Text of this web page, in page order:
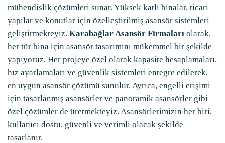
mühendislik çözümleri sunar. Yüksek katlı binalar, ticari
yapılar ve konutlar için özelleştirilmiş asansör sistemleri
geliştirmekteyiz. Karabağlar Asansör Firmaları olarak,
her tür bina için asansör tasarımını mükemmel bir şekilde
yapıyoruz. Her projeye özel olarak kapasite hesaplamaları,
hız ayarlamaları ve güvenlik sistemleri entegre edilerek,
en uygun asansör çözümü sunulur. Ayrıca, engelli erişimi
için tasarlanmış asansörler ve panoramik asansörler gibi
özel çözümler de üretmekteyiz. Asansörlerimizin her biri,
kullanıcı dostu, güvenli ve verimli olacak şekilde
tasarlanır.